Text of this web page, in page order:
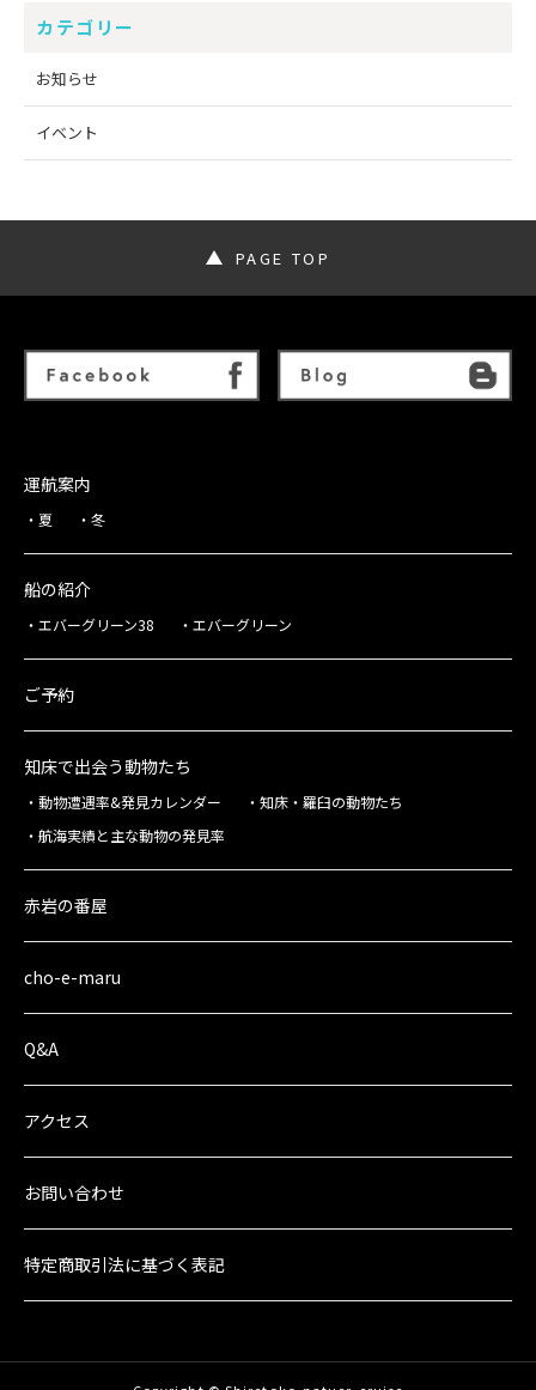
カテゴリー
お知らせ
イベント
PAGE TOP
運航案内
夏 冬
船の紹介
エバーグリーン38 エバーグリーン
ご予約
知床で出会う動物たち
動物遭遇率&発見カレンダー
知床・羅臼の動物たち
航海実績と主な動物の発見率
赤岩の番屋
cho-e-maru
Q&A
アクセス
お問い合わせ
特定商取引法に基づく表記